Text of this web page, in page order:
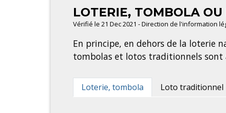
LOTERIE, TOMBOLA
Vérifié le 21 Dec 2021 - Direction de l'information
En principe, en dehors de la loterie
tombolas et lotos traditionnels sont
Loterie, tombola Loto traditionnel